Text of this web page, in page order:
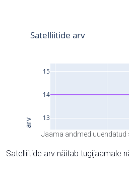
Jaama andmed uuendatud
Satelliitide arv näitab tugijaamale